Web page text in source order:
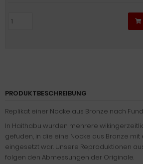
PRODUKTBESCHREIBUNG
Replikat einer Nocke aus Bronze nach
In Haithabu wurden mehrere
gefuden, in die eine Nocke aus Bronze
eingesetzt war. Unsere Reproduktionen
folgen den Abmessungen der Originale.